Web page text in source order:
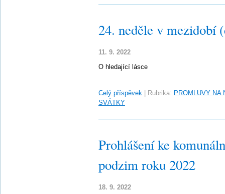
24. neděle v mezidobí
11. 9. 2022
O hledající lásce
Celý příspěvek Rubrika: PROMLUVY NA
SVÁTKY
Prohlášení ke
podzim roku 2022
18. 9. 2022